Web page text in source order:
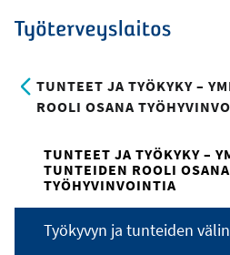
Hyppää
pääsisältöön
Työterveyslaitos
TUNTEET JA TYÖKYKY –
ROOLI OSANA
TUNTEET JA TYÖKYKY –
TUNTEIDEN ROOLI OSANA
TYÖHYVINVOINTIA
Työkyvyn ja tunteiden